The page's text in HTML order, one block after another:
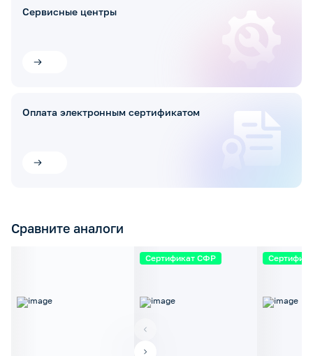
Сервисные центры
Оплата электронным сертификатом
Сравните аналоги
Сертификат СФР